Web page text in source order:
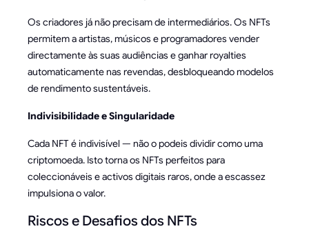
Os criadores já não precisam de intermediários. Os NFTs
permitem a artistas, músicos e programadores vender
directamente às suas audiências e ganhar royalties
automaticamente nas revendas, desbloqueando modelos
de rendimento sustentáveis.
Indivisibilidade e Singularidade
Cada NFT é indivisível — não o podeis dividir como uma
criptomoeda. Isto torna os NFTs perfeitos para
coleccionáveis e activos digitais raros, onde a escassez
impulsiona o valor.
Riscos e Desafios dos NFTs